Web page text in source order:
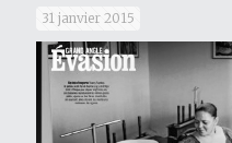
31 janvier 2015